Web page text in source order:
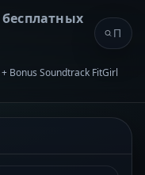
Bonus Soundtrack FitGirl